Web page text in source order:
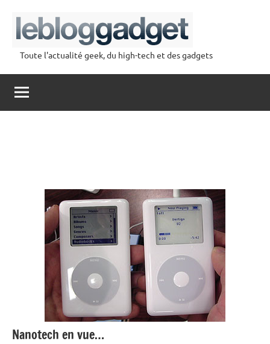
contenu
lebloggadget
Toute l'actualité geek, du high-tech et des gadgets
Nanotech en vue…